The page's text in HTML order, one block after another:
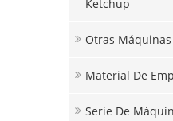
Ketchup
Otras Máquinas
Material De
Serie De